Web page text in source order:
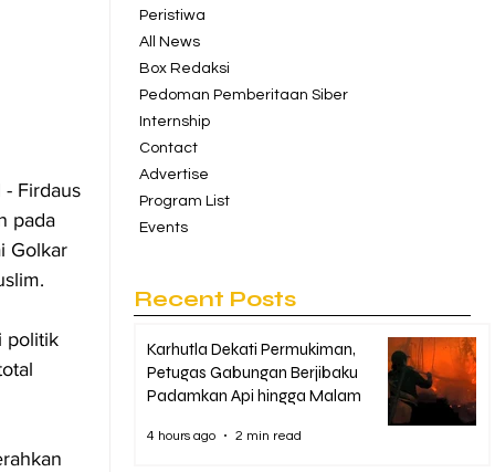
- Firdaus
pada
Golkar
politik
Peristiwa
All News
Box Redaksi
Pedoman Pemberitaan Siber
Internship
Contact
Advertise
Program List
Events
Recent Posts
Karhutla Dekati Permukiman,
Petugas Gabungan Berjibaku
Padamkan Api hingga Malam
4 hours ago 2 min read